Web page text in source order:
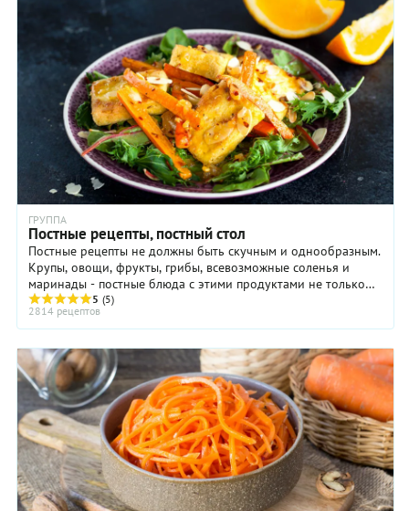
ГРУППА
Постные рецепты, постный стол
Постные рецепты не должны быть скучным и однообразным.
Крупы, овощи, фрукты, грибы, всевозможные соленья и
маринады - постные блюда с этими продуктами не только
очень вкусны, но еще и полезны ...
5 (5)
2814 рецептов